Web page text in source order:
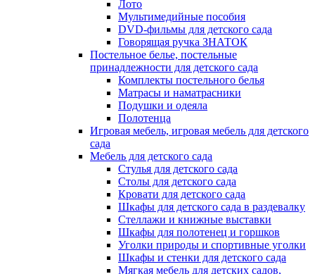
Лото
Мультимедийные пособия
DVD-фильмы для детского сада
Говорящая ручка ЗНАТОК
Постельное белье, постельные
принадлежности для детского сада
Комплекты постельного белья
Матрасы и наматрасники
Подушки и одеяла
Полотенца
Игровая мебель, игровая мебель для детского
сада
Мебель для детского сада
Стулья для детского сада
Столы для детского сада
Кровати для детского сада
Шкафы для детского сада в раздевалку
Стеллажи и книжные выставки
Шкафы для полотенец и горшков
Уголки природы и спортивные уголки
Шкафы и стенки для детского сада
Мягкая мебель для детских садов,